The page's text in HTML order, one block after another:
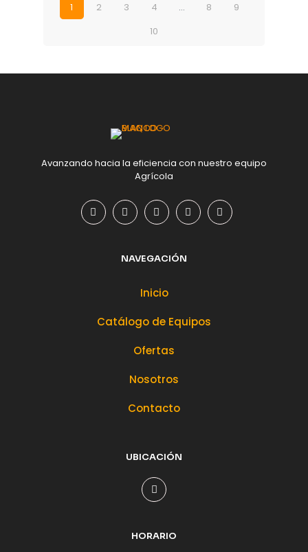
1 2 3 4 … 8
9
10
Avanzando hacia la eficiencia con nuestro equipo
Agrícola
NAVEGACIÓN
Inicio
Catálogo de Equipos
Ofertas
Nosotros
Contacto
UBICACIÓN
HORARIO